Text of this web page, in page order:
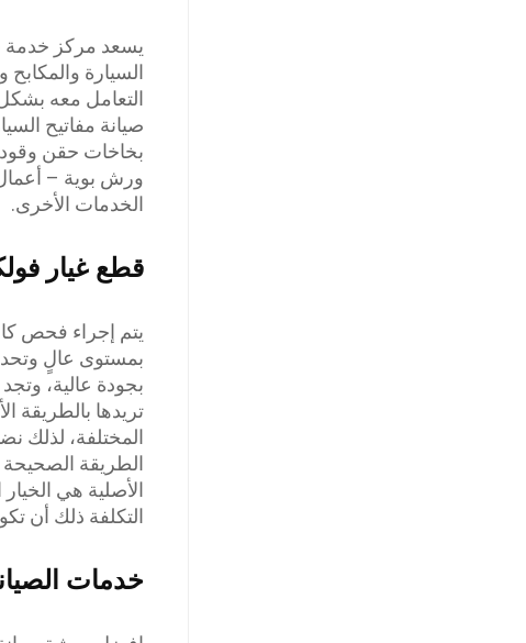
يسعد مركز
السيارة
التعامل معه
صيانة مفاتيح
بخاخات حقن وقود
ورش بوية –
الخدمات الأخرى.
قطع غيار
يتم إجراء فحص
بمستوى عالٍ
بجودة عالية،
تريدها بالطريقة
المختلفة، لذلك
الطريقة الصحيحة
الأصلية هي
التكلفة ذلك أن
خدمات